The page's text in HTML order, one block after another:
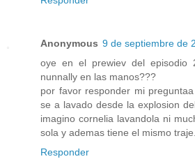
Anonymous 9 de septiembre de
oye en el prewiev del
nunnally en las manos???
por favor responder mi
se a lavado desde la explosion
imagino cornelia lavandola ni
sola y ademas tiene el mismo traje..
Responder